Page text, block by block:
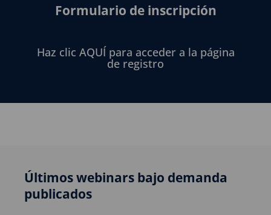
Formulario de inscripción
Haz clic AQUÍ para acceder a la página
de registro
Últimos webinars bajo demanda
publicados